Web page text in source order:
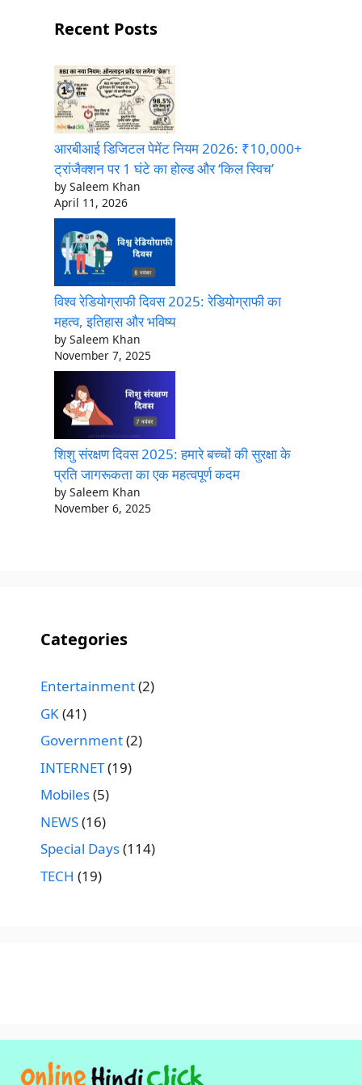
Recent Posts
आरबीआई डिजिटल पेमेंट नियम 2026: ₹10,000+
ट्रांजैक्शन पर 1 घंटे का होल्ड और ‘किल स्विच’
by Saleem Khan
April 11, 2026
विश्व रेडियोग्राफी दिवस 2025: रेडियोग्राफी का
महत्व, इतिहास और भविष्य
by Saleem Khan
November 7, 2025
शिशु संरक्षण दिवस 2025: हमारे बच्चों की सुरक्षा के
प्रति जागरूकता का एक महत्वपूर्ण कदम
by Saleem Khan
November 6, 2025
Categories
Entertainment(2)
GK(41)
Government(2)
INTERNET(19)
Mobiles(5)
NEWS(16)
Special Days(114)
TECH (19)